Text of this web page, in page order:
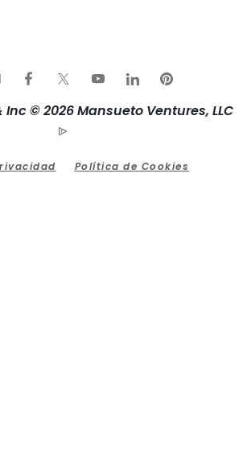
© 2026 Mansueto Ventures, LLC
Política de Cookies